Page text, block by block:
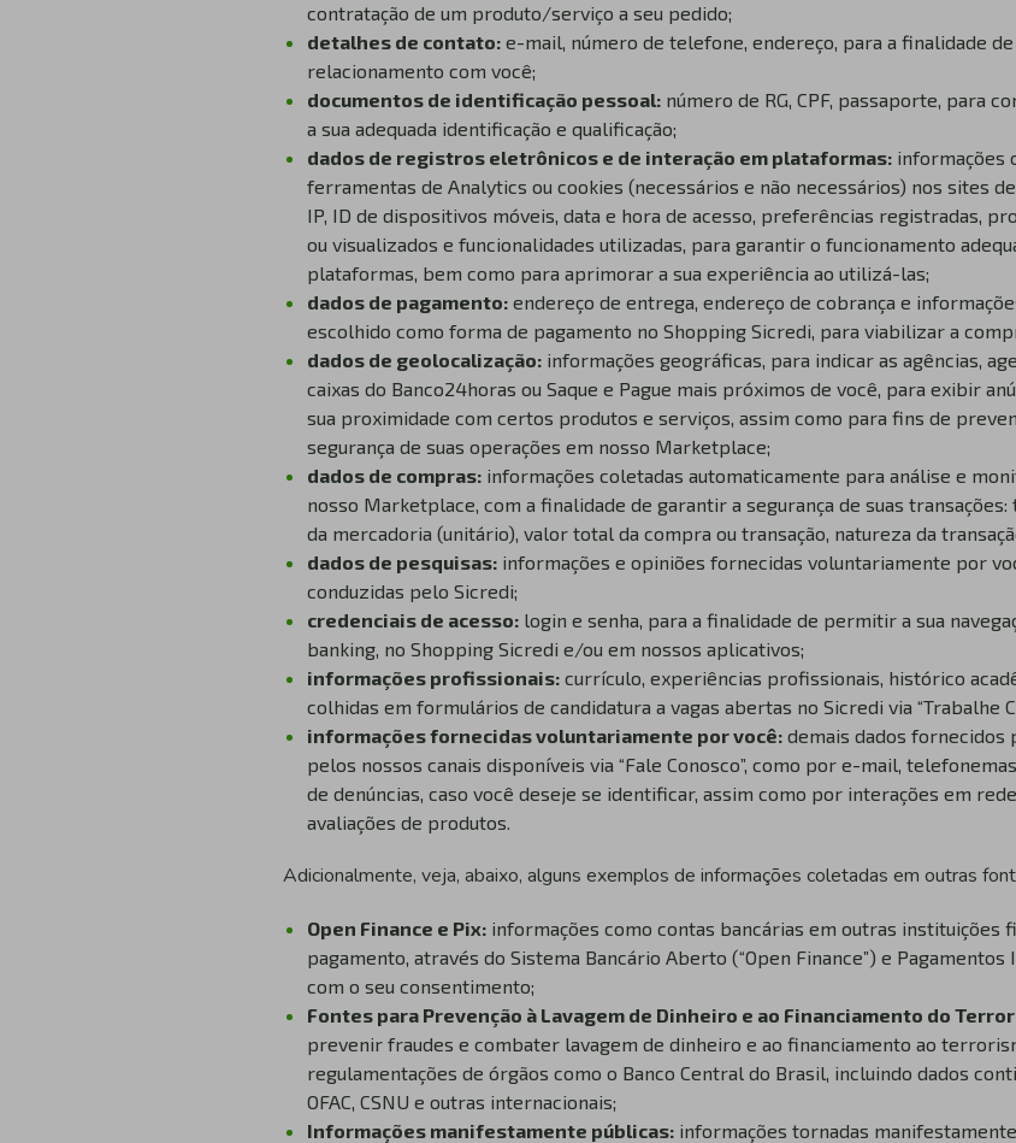
contratação de um produto/serviço a seu pedido;
detalhes de contato: e-mail, número de telefone, endereço, para a finalidade
relacionamento com você;
documentos de identificação pessoal: número de RG, CPF, passaporte, para
a sua adequada identificação e qualificação;
dados de registros eletrônicos e de interação em plataformas: informações
ferramentas de Analytics ou cookies (necessários e não necessários) nos sites
IP, ID de dispositivos móveis, data e hora de acesso, preferências registradas,
ou visualizados e funcionalidades utilizadas, para garantir o funcionamento
plataformas, bem como para aprimorar a sua experiência ao utilizá-las;
dados de pagamento: endereço de entrega, endereço de cobrança e
escolhido como forma de pagamento no Shopping Sicredi, para viabilizar a
dados de geolocalização: informações geográficas, para indicar as agências,
caixas do Banco24horas ou Saque e Pague mais próximos de você, para exibir
sua proximidade com certos produtos e serviços, assim como para fins de
segurança de suas operações em nosso Marketplace;
dados de compras: informações coletadas automaticamente para análise e
nosso Marketplace, com a finalidade de garantir a segurança de suas
da mercadoria (unitário), valor total da compra ou transação, natureza da
dados de pesquisas: informações e opiniões fornecidas voluntariamente por
conduzidas pelo Sicredi;
credenciais de acesso: login e senha, para a finalidade de permitir a sua
banking, no Shopping Sicredi e/ou em nossos aplicativos;
informações profissionais: currículo, experiências profissionais, histórico
colhidas em formulários de candidatura a vagas abertas no Sicredi via “Trabalhe
informações fornecidas voluntariamente por você: demais dados fornecidos
pelos nossos canais disponíveis via “Fale Conosco”, como por e-mail,
de denúncias, caso você deseje se identificar, assim como por interações em
avaliações de produtos.
Adicionalmente, veja, abaixo, alguns exemplos de informações coletadas em outras
Open Finance e Pix: informações como contas bancárias em outras instituições
pagamento, através do Sistema Bancário Aberto (“Open Finance”) e Pagamentos
com o seu consentimento;
Fontes para Prevenção à Lavagem de Dinheiro e ao Financiamento do
prevenir fraudes e combater lavagem de dinheiro e ao financiamento ao
regulamentações de órgãos como o Banco Central do Brasil, incluindo dados
OFAC, CSNU e outras internacionais;
Informações manifestamente públicas: informações tornadas